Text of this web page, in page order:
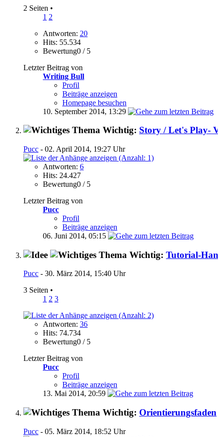
2 Seiten •
1 2
Antworten: 20
Hits: 55.534
Bewertung0 / 5
Letzter Beitrag von
Writing Bull
Profil
Beiträge anzeigen
Homepage besuchen
10. September 2014, 13:29
Wichtig: Story / Let's Play-
Pucc - 02. April 2014, 19:27 Uhr
Antworten: 6
Hits: 24.427
Bewertung0 / 5
Letzter Beitrag von
Pucc
Profil
Beiträge anzeigen
06. Juni 2014, 05:15
Wichtig: Tutorial-
Pucc - 30. März 2014, 15:40 Uhr
3 Seiten •
1 2 3
Antworten: 36
Hits: 74.734
Bewertung0 / 5
Letzter Beitrag von
Pucc
Profil
Beiträge anzeigen
13. Mai 2014, 20:59
Wichtig: Orientierungsfaden
Pucc - 05. März 2014, 18:52 Uhr